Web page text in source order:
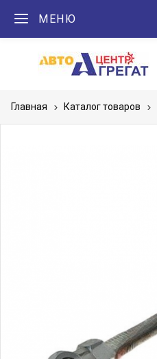
МЕНЮ
Главная Каталог товаров